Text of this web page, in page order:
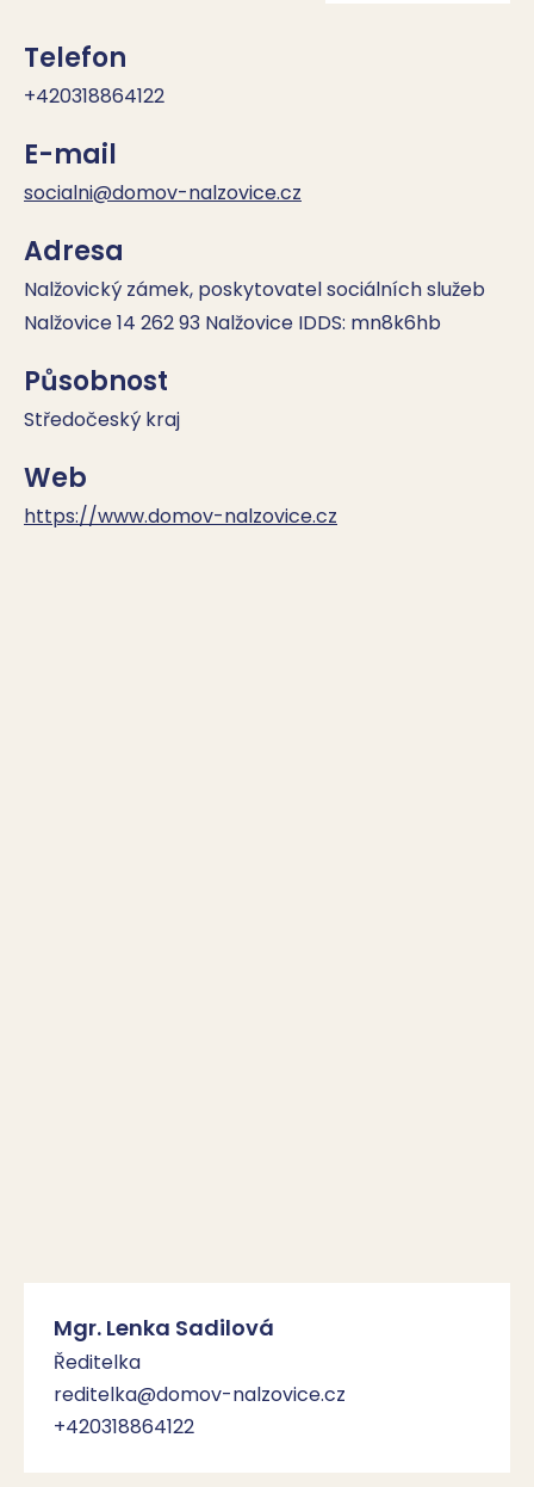
Telefon
+420318864122
E-mail
socialni@domov-nalzovice.cz
Adresa
Nalžovický zámek, poskytovatel sociálních služeb
Nalžovice 14 262 93 Nalžovice IDDS: mn8k6hb
Působnost
Středočeský kraj
Web
https://www.domov-nalzovice.cz
Mgr. Lenka Sadilová
Ředitelka
reditelka@domov-nalzovice.cz
+420318864122